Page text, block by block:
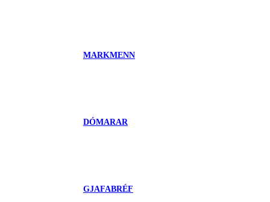
MARKMENN
DÓMARAR
GJAFABRÉF